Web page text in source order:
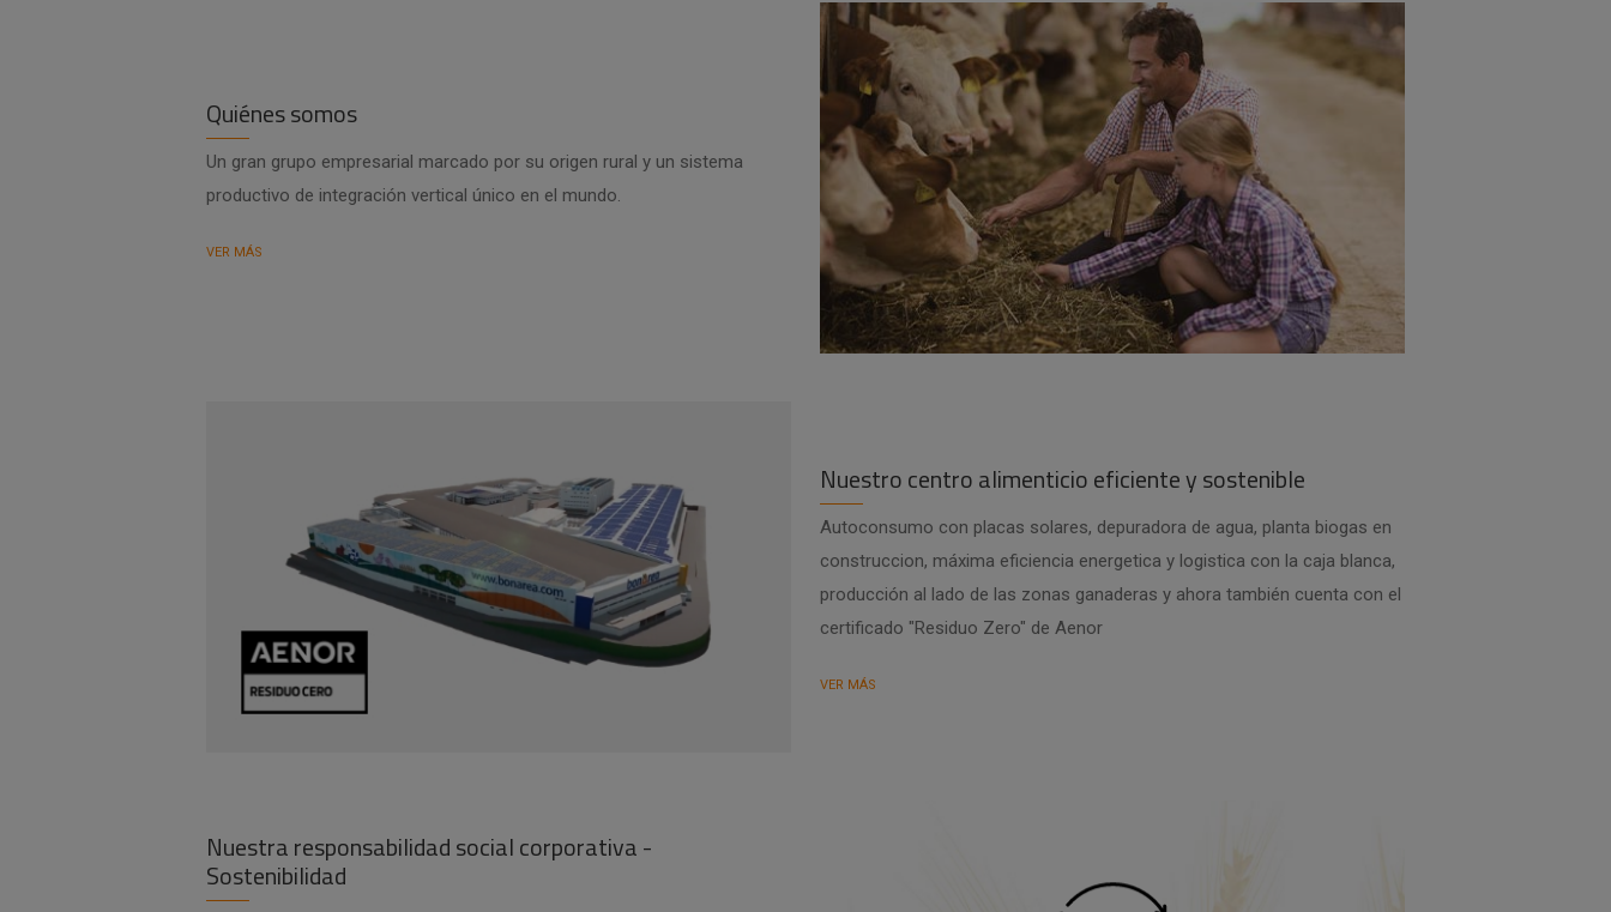
Quiénes somos
Un gran grupo empresarial marcado por su origen rural y un sistema
productivo de integración vertical único en el mundo.
VER MÁS
Nuestro centro alimenticio eficiente y sostenible
Autoconsumo con placas solares, depuradora de agua, planta biogas en
construccion, máxima eficiencia energetica y logistica con la caja blanca,
producción al lado de las zonas ganaderas y ahora también cuenta con el
certificado "Residuo Zero" de Aenor
VER MÁS
Nuestra responsabilidad social corporativa -
Sostenibilidad